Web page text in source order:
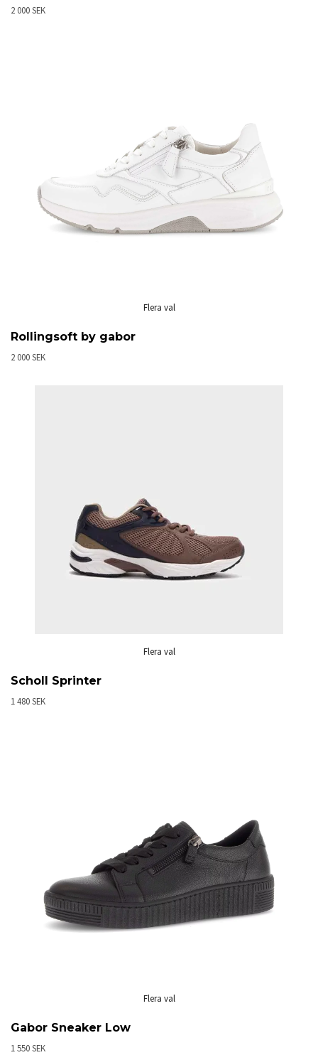
2 000 SEK
Flera val
Rollingsoft by gabor
2 000 SEK
Flera val
Scholl Sprinter
1 480 SEK
Flera val
Gabor Sneaker Low
1 550 SEK